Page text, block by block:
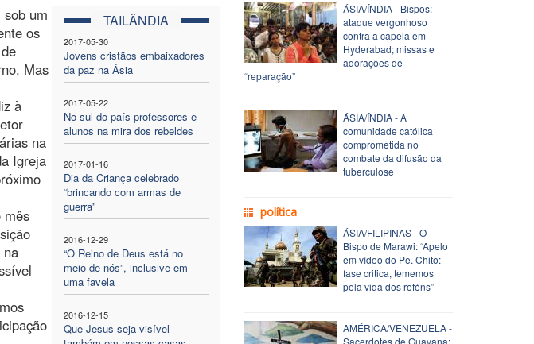
TAILÂNDIA
2017-05-30
Jovens cristãos embaixadores
da paz na Ásia
2017-05-22
No sul do país professores e
alunos na mira dos rebeldes
2017-01-16
Dia da Criança celebrado
“brincando com armas de
guerra”
2016-12-29
“O Reino de Deus está no
meio de nós”, inclusive em
uma favela
2016-12-15
Que Jesus seja visível
um
os
Mas
à
na
Igreja
mês
na
ÁSIA/ÍNDIA - Bispos:
ataque vergonhoso
contra a capela em
Hyderabad; missas e
adorações de
“reparação”
ÁSIA/ÍNDIA - A
comunidade católica
comprometida no
combate da difusão da
tuberculose
política
ÁSIA/FILIPINAS - O
Bispo de Marawi: “Apelo
em vídeo do Pe. Chito:
fase critica, tememos
pela vida dos reféns”
AMÉRICA/VENEZUELA -
Sacerdotes de Guayana: